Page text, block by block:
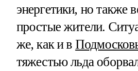
энергетики, но также
простые жители.
же, как и в
тяжестью льда